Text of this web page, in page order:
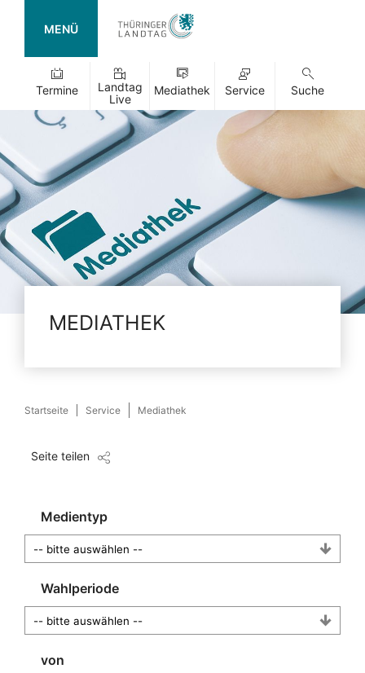
MENÜ
Termine
Landtag
Live
Mediathek Service Suche
MEDIATHEK
Startseite Service Mediathek
Seite teilen
Medientyp
Wahlperiode
von